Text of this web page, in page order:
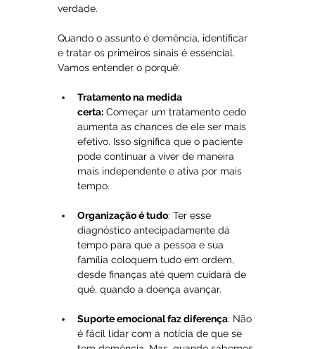
verdade.
Quando o assunto é demência, identificar
e tratar os primeiros sinais é essencial.
Vamos entender o porquê:
Tratamento na medida
certa: Começar um tratamento cedo
aumenta as chances de ele ser mais
efetivo. Isso significa que o paciente
pode continuar a viver de maneira
mais independente e ativa por mais
tempo.
Organização é tudo: Ter esse
diagnóstico antecipadamente dá
tempo para que a pessoa e sua
família coloquem tudo em ordem,
desde finanças até quem cuidará de
quê, quando a doença avançar.
Suporte emocional faz diferença: Não
é fácil lidar com a notícia de que se